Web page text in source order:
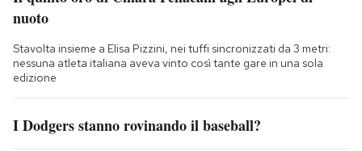
nuoto
Stavolta insieme a Elisa Pizzini, nei tuffi sincronizzati da 3 metri:
nessuna atleta italiana aveva vinto così tante gare in una sola
edizione
I Dodgers stanno rovinando il baseball?